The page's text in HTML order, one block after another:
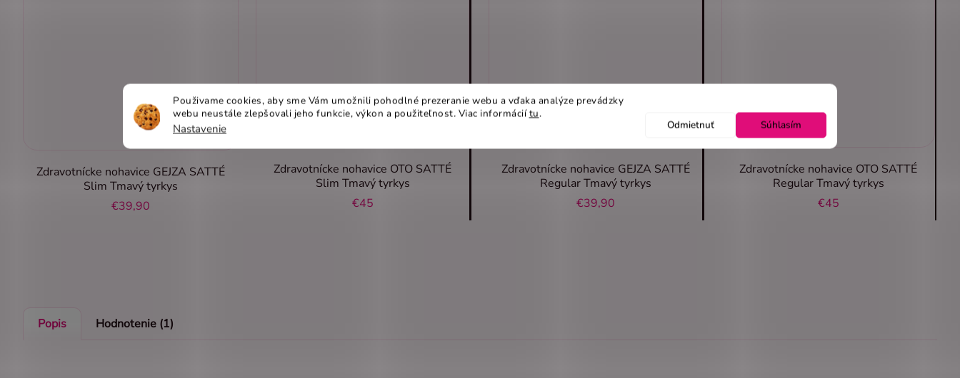
Použivame cookies, aby sme Vám umožnili pohodlné prezeranie webu a vďaka analýze prevádzky
webu neustále zlepšovali jeho funkcie, výkon a použiteľnost. Viac informáciítu.
Nastavenie Odmietnuť Súhlasím
Zdravotnícke nohavice GEJZA SATTÉ
Slim Tmavý tyrkys
€39,90
Zdravotnícke nohavice OTO SATTÉ
Slim Tmavý tyrkys
€45
Zdravotnícke nohavice GEJZA SATTÉ
Regular Tmavý tyrkys
€39,90
Zdravotnícke nohavice OTO SATTÉ
Regular Tmavý tyrkys
€45
Popis Hodnotenie (1)